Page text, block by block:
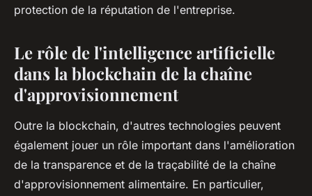
protection de la réputation de l'entreprise.
Le rôle de l'intelligence artificielle
dans la blockchain de la chaîne
d'approvisionnement
Outre la blockchain, d'autres technologies peuvent
également jouer un rôle important dans l'amélioration
de la transparence et de la traçabilité de la chaîne
d'approvisionnement alimentaire. En particulier,